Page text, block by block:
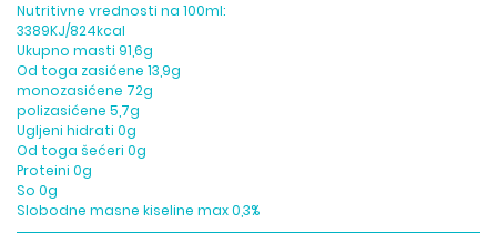
Nutritivne vrednosti na 100ml:
3389KJ/824kcal
Ukupno masti 91,6g
Od toga zasićene 13,9g
monozasićene 72g
polizasićene 5,7g
Ugljeni hidrati 0g
Od toga šećeri 0g
Proteini 0g
So 0g
Slobodne masne kiseline max 0,3%